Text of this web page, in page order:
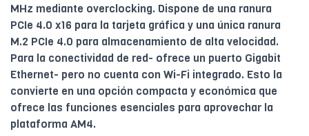
MHz mediante overclocking. Dispone de una ranura
PCIe 4.0 x16 para la tarjeta gráfica y una única ranura
M.2 PCIe 4.0 para almacenamiento de alta velocidad.
Para la conectividad de red- ofrece un puerto Gigabit
Ethernet- pero no cuenta con Wi-Fi integrado. Esto la
convierte en una opción compacta y económica que
ofrece las funciones esenciales para aprovechar la
plataforma AM4.